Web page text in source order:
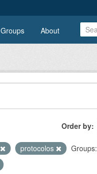
Groups About
Order by
protocolos Groups: